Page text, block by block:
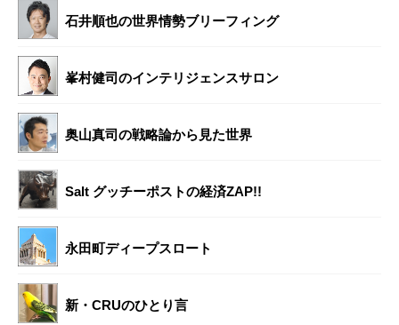
石井順也の世界情勢ブリーフィング
峯村健司のインテリジェンスサロン
奥山真司の戦略論から見た世界
Salt グッチーポストの経済ZAP!!
永田町ディープスロート
新・CRUのひとり言